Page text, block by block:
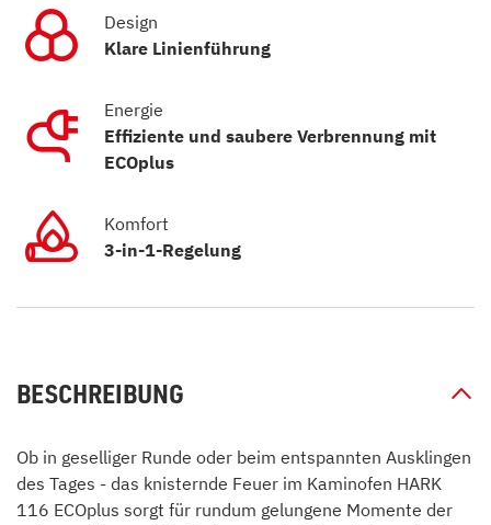
Design
Klare Linienführung
Energie
Effiziente und saubere Verbrennung mit
ECOplus
Komfort
3-in-1-Regelung
BESCHREIBUNG
Ob in geselliger Runde oder beim entspannten Ausklingen
des Tages - das knisternde Feuer im Kaminofen HARK
116 ECOplus sorgt für rundum gelungene Momente der